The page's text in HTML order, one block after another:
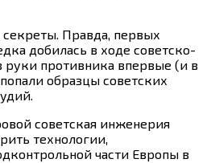
секреты. Правда, первых
добилась в ходе советско-
руки противника впервые (и в
образцы советских
советская инженерия
технологии,
части Европы в